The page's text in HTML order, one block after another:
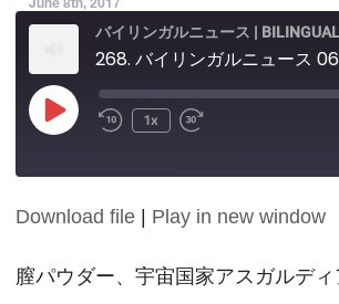
バイリンガルニュース |
268. バイリンガルニュース
Play
Episode
1x
SHARE
LINK
Download file Play in new window
膣パウダー、宇宙国家アスガルデ